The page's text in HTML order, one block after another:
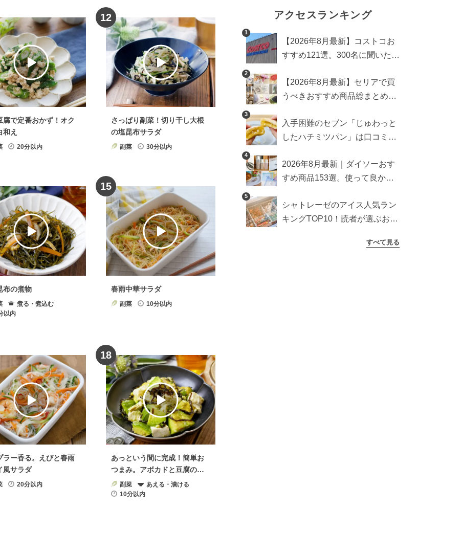
腐で定番おかず！オク
和え
20分以内
12
さっぱり副菜！切り干し大根
の塩昆布サラダ
副菜 30分以内
布の煮物
煮る・煮込む
以内
15
春雨中華サラダ
副菜 10分以内
ラー香る。えびと春雨
風サラダ
20分以内
18
あっという間に完成！簡単お
つまみ。アボカドと豆腐のや
みつき塩昆布和え
副菜
あえる・漬ける
10分以内
アクセスランキング
1
【2026年8月最新】コストコお
すすめ121選。300名に聞いた買
め商品も
2
【2026年8月最新】セリアで買
うべきおすすめ商品総まとめ。
3
入手困難のセブン「じゅわっと
したハチミツパン」は口コミ通
検証
4
2026年8月最新｜ダイソーおす
すめ商品153選。使って良かっ
5
シャトレーゼのアイス人気ラン
キングTOP10！読者が選ぶおす
すべて見る